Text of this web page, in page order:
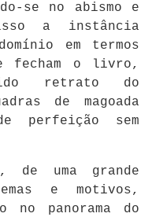
se no abismo e
a instância
em termos
fecham o livro,
retrato do
de magoada
perfeição sem
de uma grande
e motivos,
no panorama do